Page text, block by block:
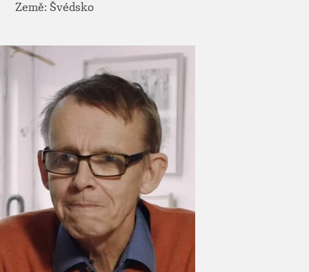
Země: Švédsko